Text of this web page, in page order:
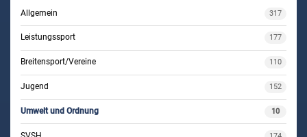
KATEGORIEN
Allgemein 317
Leistungssport 177
Breitensport/Vereine 110
Jugend 152
Umwelt und Ordnung 10